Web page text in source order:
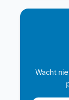
Wacht